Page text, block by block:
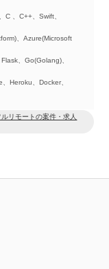
ルリモートの案件・求人
C 、C++、Swift、
、Azure(Microsoft
、Go(Golang)、
Heroku、Docker、